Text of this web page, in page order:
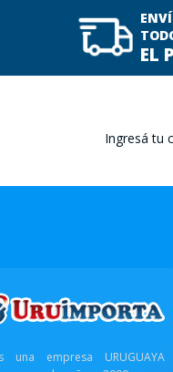
EL
Ingresá tu
una empresa URUGUAYA